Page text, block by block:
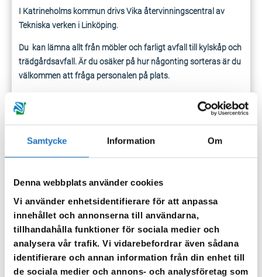
Samtycke Information Om
Denna webbplats använder cookies
Vi använder enhetsidentifierare för att anpassa
innehållet och annonserna till användarna,
tillhandahålla funktioner för sociala medier och
analysera vår trafik. Vi vidarebefordrar även sådana
identifierare och annan information från din enhet till
de sociala medier och annons- och analysföretag som
I Katrineholms kommun drivs Vika återvinningscentral av
Tekniska verken i Linköping.
Du kan lämna allt från möbler och farligt avfall till kylskåp och
trädgårdsavfall. Är du osäker på hur någonting sorteras är du
välkommen att fråga personalen på plats.
så du kan packa rätt redan hemma. Tänk först in – sist ut!
Vika i Katrineholm har söndagsöppet mellan april och